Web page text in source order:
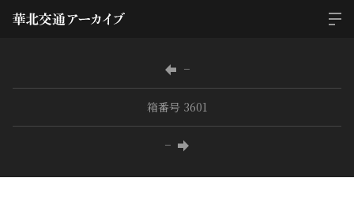
−
箱番号 3601
−